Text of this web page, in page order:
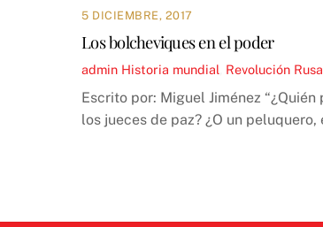
5 DICIEMBRE, 2017
Los bolcheviques en el poder
admin Historia mundial Revolución
Escrito por: Miguel Jiménez
los jueces de paz? ¿O un